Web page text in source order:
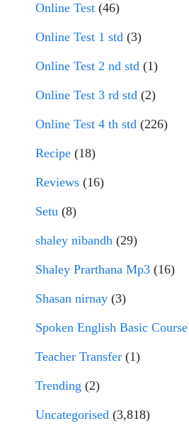
Online Test (46)
Online Test 1 std (3)
Online Test 2 nd std (1)
Online Test 3 rd std (2)
Online Test 4 th std (226)
Recipe (18)
Reviews (16)
Setu (8)
shaley nibandh (29)
Shaley Prarthana Mp3 (16)
Shasan nirnay (3)
Spoken English Basic Course
Teacher Transfer (1)
Trending (2)
Uncategorised (3,818)